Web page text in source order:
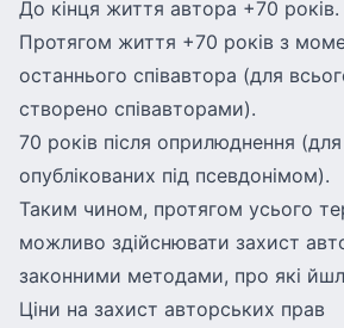
До кінця життя автора +70 років.
Протягом життя +70 років з
останнього співавтора (для
створено співавторами).
70 років після оприлюднення (для
опублікованих під псевдонімом).
Таким чином, протягом усього
можливо здійснювати захист
законними методами, про які
Ціни на захист авторських прав